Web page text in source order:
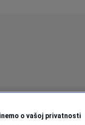
o vašoj privatnosti